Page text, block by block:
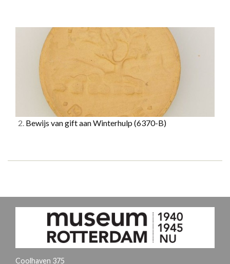
2. Bewijs van gift aan Winterhulp (6370-B)
Coolhaven 375